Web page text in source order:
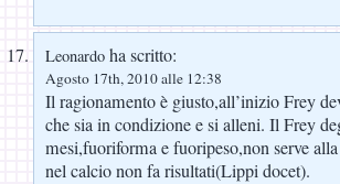
Leonardo ha scritto:
Agosto 17th, 2010 alle 12:38
Il ragionamento è giusto,all’inizio Frey
che sia in condizione e si alleni. Il Frey
mesi,fuoriforma e fuoripeso,non serve
nel calcio non fa risultati(Lippi docet).